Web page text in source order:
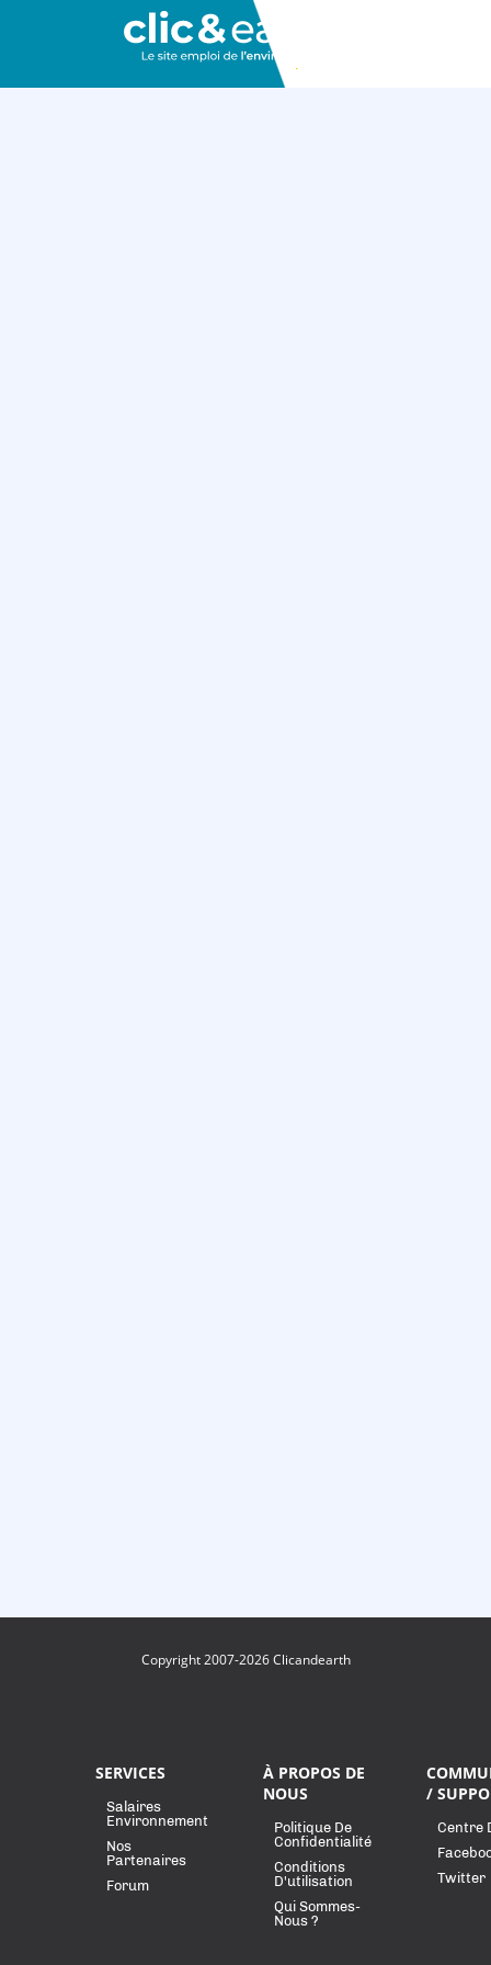
Copyright 2007-2026 Clicandearth
SERVICES
Salaires
Environnement
Nos
Partenaires
Forum
À PROPOS DE
NOUS
Politique De
Confidentialité
Conditions
D'utilisation
Qui Sommes-
Nous ?
/
Centre
Twitter